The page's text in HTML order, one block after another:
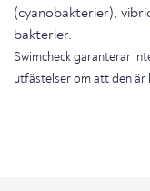
(cyanobakterier),
bakterier.
Swimcheck garanterar
utfästelser om att den är